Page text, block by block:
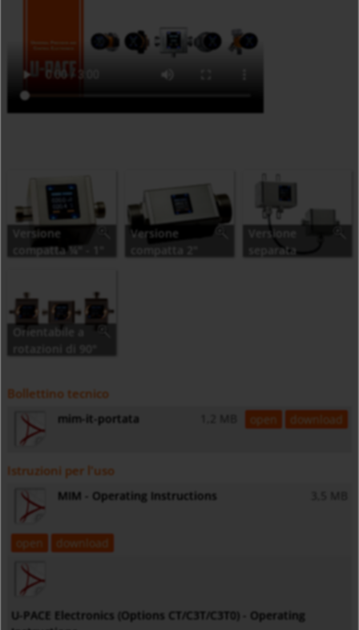
Versione
compatta ¼" - 1"
Versione
compatta 2"
Versione
separata
Orientabile a
Bollettino tecnico
mim-it-portata open download
Istruzioni per l'uso
MIM - Operating Instructions
open download
U-PACE Electronics (Options CT/C3T/C3T0) - Operating